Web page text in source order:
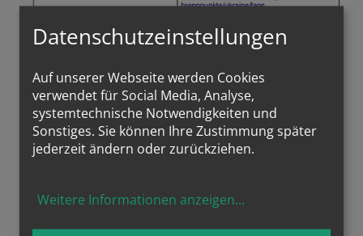
Datenschutzeinstellungen
Auf unserer Webseite werden Cookies
verwendet für Social Media, Analyse,
systemtechnische Notwendigkeiten und
Sonstiges. Sie können Ihre Zustimmung später
jederzeit ändern oder zurückziehen.
Weitere Informationen anzeigen...